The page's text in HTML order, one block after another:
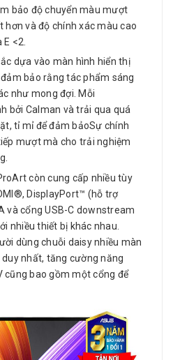
bảo độ chuyển màu mượt
và độ chính xác màu cao
<2.
dựa vào màn hình hiển thị
bảo rằng tác phẩm sáng
như mong đợi. Mỗi
bởi Calman và trải qua quá
tỉ mỉ để đảm bảoSự chính
mượt mà cho trải nghiệm
còn cung cấp nhiều tùy
DisplayPort™ (hỗ trợ
và cổng USB-C downstream
nhiều thiết bị khác nhau.
dùng chuỗi daisy nhiều màn
nhất, tăng cường năng
cũng bao gồm một cổng để